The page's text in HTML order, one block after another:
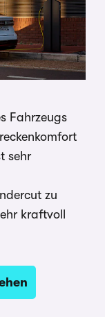
Fahrzeugs
sehr
zu
kraftvoll